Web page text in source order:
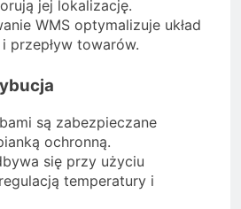
jej lokalizację.
WMS optymalizuje układ
i przepływ towarów.
są zabezpieczane
ochronną.
się przy użyciu
temperatury i